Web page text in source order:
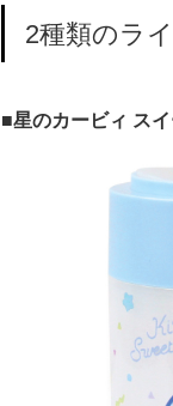
2種類のラ
■星のカービィ ス